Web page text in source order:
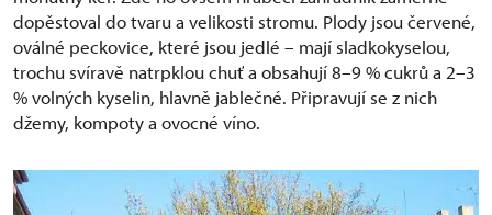
dopěstoval do tvaru a velikosti stromu. Plody jsou červené,
oválné peckovice, které jsou jedlé – mají sladkokyselou,
trochu svíravě natrpklou chuť a obsahují 8–9 % cukrů a 2–3
% volných kyselin, hlavně jablečné. Připravují se z nich
džemy, kompoty a ovocné víno.